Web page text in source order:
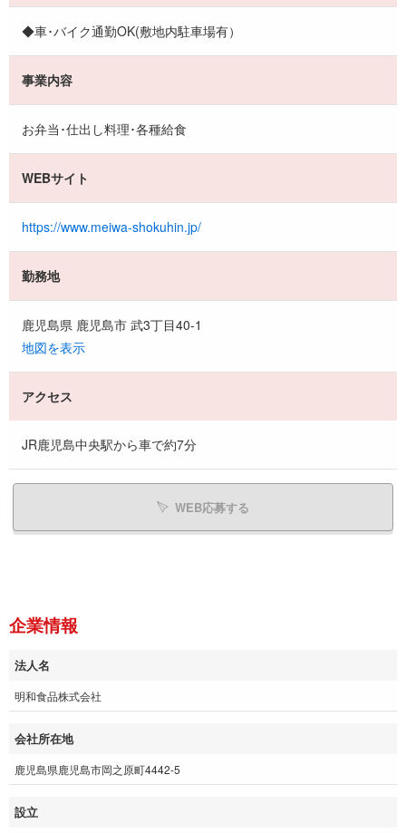
◆車･バイク通勤OK(敷地内駐車場有）
事業内容
お弁当･仕出し料理･各種給食
WEBサイト
https://www.meiwa-shokuhin.jp/
勤務地
鹿児島県 鹿児島市 武3丁目40-1
地図を表示
アクセス
JR鹿児島中央駅から車で約7分
WEB応募する
企業情報
法人名
明和食品株式会社
会社所在地
鹿児島県鹿児島市岡之原町4442-5
設立